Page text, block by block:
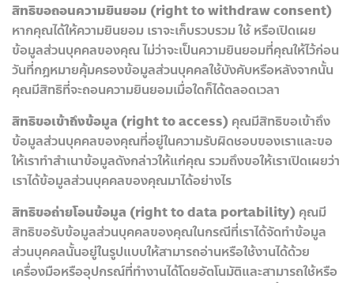
สิทธิขอถอนความยินยอม (right to withdraw consent)
หากคุณได้ให้ความยินยอม เราจะเก็บรวบรวม ใช้ หรือเปิดเผย
ข้อมูลส่วนบุคคลของคุณ ไม่ว่าจะเป็นความยินยอมที่คุณให้ไว้ก่อน
วันที่กฎหมายคุ้มครองข้อมูลส่วนบุคคลใช้บังคับหรือหลังจากนั้น
คุณมีสิทธิที่จะถอนความยินยอมเมื่อใดก็ได้ตลอดเวลา
สิทธิขอเข้าถึงข้อมูล (right to access) คุณมีสิทธิขอเข้าถึง
ข้อมูลส่วนบุคคลของคุณที่อยู่ในความรับผิดชอบของเราและขอ
ให้เราทำสำเนาข้อมูลดังกล่าวให้แก่คุณ รวมถึงขอให้เราเปิดเผยว่า
เราได้ข้อมูลส่วนบุคคลของคุณมาได้อย่างไร
สิทธิขอถ่ายโอนข้อมูล (right to data portability) คุณมี
สิทธิขอรับข้อมูลส่วนบุคคลของคุณในกรณีที่เราได้จัดทำข้อมูล
ส่วนบุคคลนั้นอยู่ในรูปแบบให้สามารถอ่านหรือใช้งานได้ด้วย
เครื่องมือหรืออุปกรณ์ที่ทำงานได้โดยอัตโนมัติและสามารถใช้หรือ